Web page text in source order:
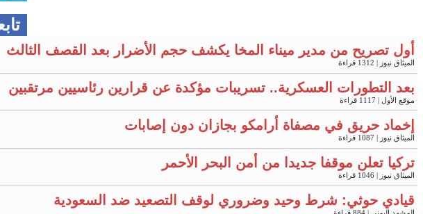
أول تصريح من مدير ميناء المخا يكشف حجم الأضرار بعد القصف الثالث
الميثاق نيوز | 1312 قراءة
بعد التطورات العسكرية.. تسريبات مؤكدة عن قرارين رئاسيين مرتقبين
موقع الأول | 1117 قراءة
إخماد حريق في مصفاة أرامكو بجازان دون إصابات
الميثاق نيوز | 1087 قراءة
تركيا تعلن موقفا جديدا من أمن البحر الأحمر
الميثاق نيوز | 1046 قراءة
قيادي حوثي: شرط وحيد وضروري لوقف التصعيد ضد السعودية
المشهد اليمني | 884 قراءة